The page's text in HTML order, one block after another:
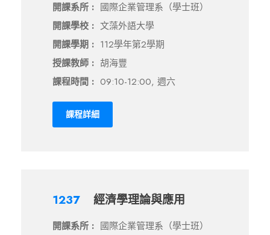
開課系所 : 國際企業管理系（學士班）
開課學校 : 文藻外語大學
開課學期 : 112學年第2學期
授課教師 : 胡海豐
課程時間 : 09:10-12:00, 週六
課程詳細
1237 經濟學理論與應用
開課系所 : 國際企業管理系（學士班）